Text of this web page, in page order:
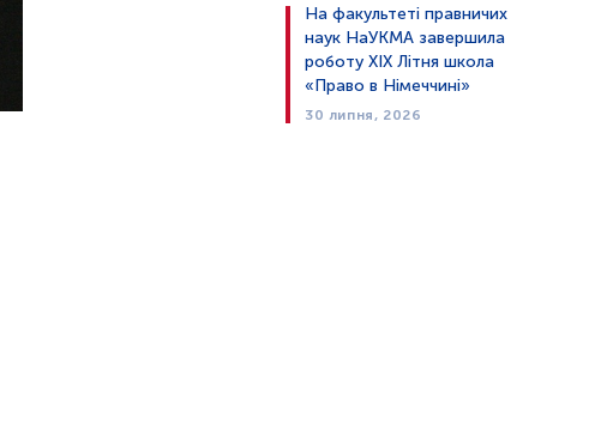
На факультеті правничих
наук НаУКМА завершила
роботу XIX Літня школа
«Право в Німеччині»
30 липня, 2026